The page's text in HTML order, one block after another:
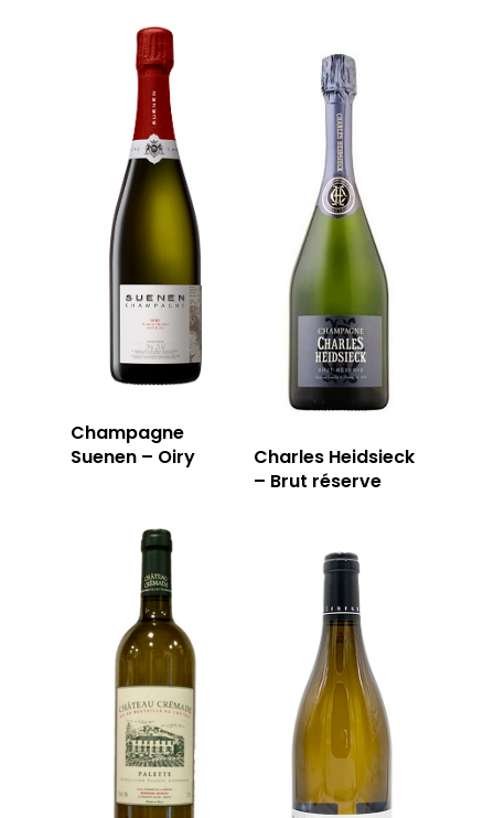
Champagne
Suenen – Oiry
Charles Heidsieck
– Brut réserve